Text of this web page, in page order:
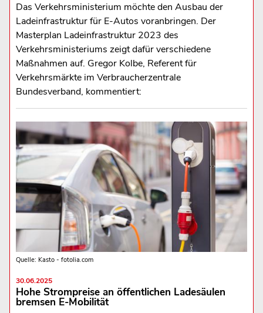
Das Verkehrsministerium möchte den Ausbau der
Ladeinfrastruktur für E-Autos voranbringen. Der
Masterplan Ladeinfrastruktur 2023 des
Verkehrsministeriums zeigt dafür verschiedene
Maßnahmen auf. Gregor Kolbe, Referent für
Verkehrsmärkte im Verbraucherzentrale
Bundesverband, kommentiert:
Quelle: Kasto - fotolia.com
30.06.2025
Hohe Strompreise an öffentlichen Ladesäulen
bremsen E-Mobilität